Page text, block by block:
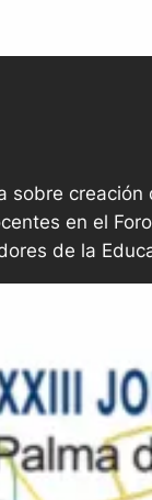
sobre creación
en el
de la